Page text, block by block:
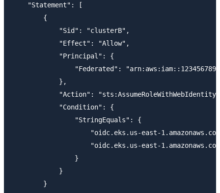
    "Statement": [
        {
            "Sid": "clusterB",
            "Effect": "Allow",
            "Principal": {
"Federated":
            },
"Action":
            "Condition": {
                "StringEquals": {
"oidc.eks.us-east-
"oidc.eks.us-east-
                }
            }